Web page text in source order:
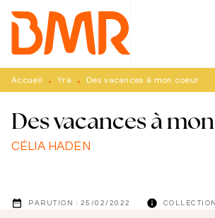
MENU RECHERCHE
PIED DE PAGE
Accueil • Yra • Des vacances à mon coeur
Des vacances à
CÉLIA HADEN
date_range PARUTION : 25/02/2022 info